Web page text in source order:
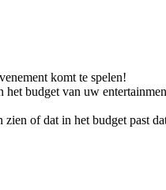
komt te spelen!
het budget van uw
of dat in het budget past